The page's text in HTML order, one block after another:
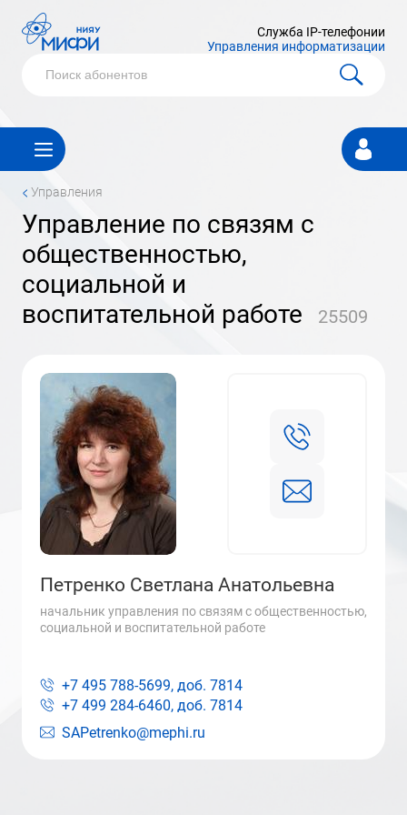
Служба IP-телефонии
Управления информатизации
Личный
кабинет
< Управления
Управление по связям с
общественностью,
социальной и
воспитательной работе
25509
Петренко Светлана Анатольевна
начальник управления по связям с общественностью,
социальной и воспитательной работе
SAPetrenko@mephi.ru
+7 495 788-5699, доб. 7814
+7 499 284-6460, доб. 7814